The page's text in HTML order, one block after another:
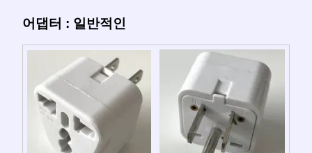
어댑터 : 일반적인